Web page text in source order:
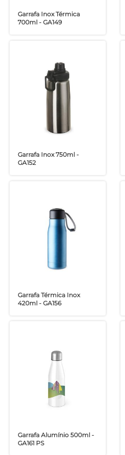
Garrafa Inox Térmica
700ml - GA149
Garrafa Inox 750ml -
GA152
Garrafa Térmica Inox
420ml - GA156
Garrafa Alumínio 500ml -
GA161 PS